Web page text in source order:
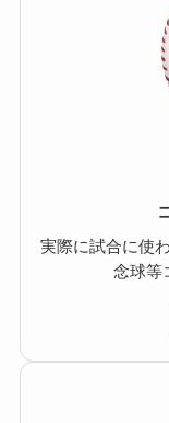
実際に試合に使
念球等